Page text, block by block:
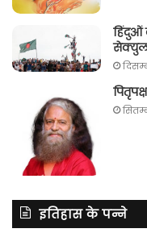
हिंदुओं
इतिहास के पन्ने